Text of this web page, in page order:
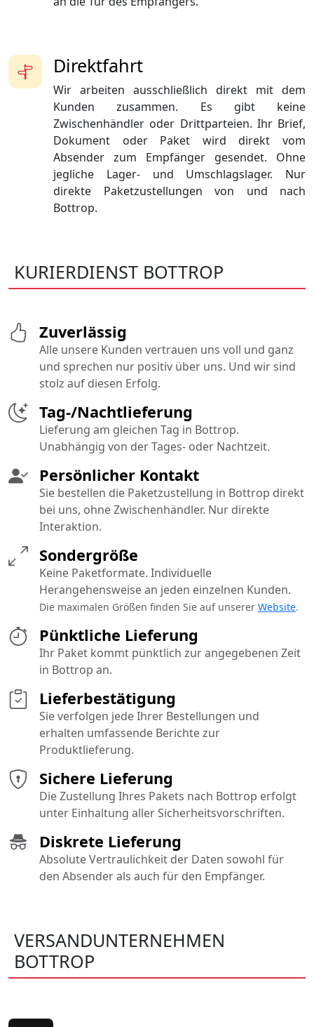
Direktfahrt
Wir arbeiten ausschließlich direkt mit dem
Kunden zusammen. Es gibt keine
Zwischenhändler oder Drittparteien. Ihr Brief,
Dokument oder Paket wird direkt vom
Absender zum Empfänger gesendet. Ohne
jegliche Lager- und Umschlagslager. Nur
direkte Paketzustellungen von und nach
Bottrop.
KURIERDIENST BOTTROP
Pünktliche Lieferung
Ihr Paket kommt pünktlich zur angegebenen Zeit
in Bottrop an.
Sichere Lieferung
Die Zustellung Ihres Pakets nach Bottrop erfolgt
unter Einhaltung aller Sicherheitsvorschriften.
Diskrete Lieferung
Absolute Vertraulichkeit der Daten sowohl für
den Absender als auch für den Empfänger.
Tag-/Nachtlieferung
Lieferung am gleichen Tag in Bottrop.
Unabhängig von der Tages- oder Nachtzeit.
Persönlicher Kontakt
Sie bestellen die Paketzustellung in Bottrop direkt
bei uns, ohne Zwischenhändler. Nur direkte
Interaktion.
Sondergröße
Keine Paketformate. Individuelle
Herangehensweise an jeden einzelnen Kunden.
Die maximalen Größen finden Sie auf unserer Website.
Lieferbestätigung
Sie verfolgen jede Ihrer Bestellungen und
erhalten umfassende Berichte zur
Produktlieferung.
Zuverlässig
Alle unsere Kunden vertrauen uns voll und ganz
und sprechen nur positiv über uns. Und wir sind
stolz auf diesen Erfolg.
VERSANDUNTERNEHMEN
BOTTROP